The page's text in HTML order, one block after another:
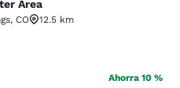
Area
, CO
12.5 km
estrellas. Excelente. 573 reseñas
Ahorra 10 %